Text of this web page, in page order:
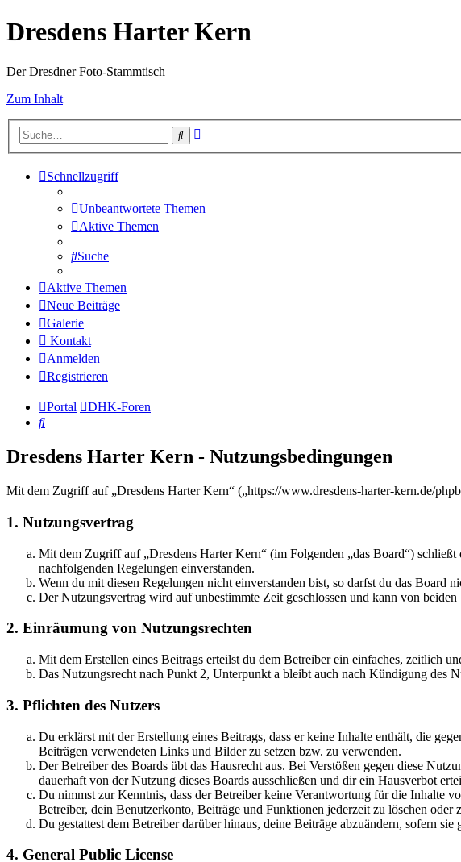
Dresdens Harter Kern
Der Dresdner Foto-Stammtisch
Zum Inhalt
Suche
Schnellzugriff
Unbeantwortete Themen
Aktive Themen
Suche
Aktive Themen
Neue Beiträge
Galerie
Kontakt
Anmelden
Registrieren
Portal
DHK-Foren
Suche
Dresdens Harter Kern - Nutzungsbedingungen
Mit dem Zugriff auf „Dresdens Harter Kern“ („https://www.dresdens-harter-kern.de/
1. Nutzungsvertrag
Mit dem Zugriff auf „Dresdens Harter Kern“ (im Folgenden „das Board“)
nachfolgenden Regelungen einverstanden.
Wenn du mit diesen Regelungen nicht einverstanden bist, so darfst du das
Der Nutzungsvertrag wird auf unbestimmte Zeit geschlossen und kann von
2. Einräumung von Nutzungsrechten
Mit dem Erstellen eines Beitrags erteilst du dem Betreiber ein einfaches, zeitlich
Das Nutzungsrecht nach Punkt 2, Unterpunkt a bleibt auch nach Kündigung des
3. Pflichten des Nutzers
Du erklärst mit der Erstellung eines Beitrags, dass er keine Inhalte enthält, die
Beiträgen verwendeten Links und Bilder zu setzen bzw. zu verwenden.
Der Betreiber des Boards übt das Hausrecht aus. Bei Verstößen gegen diese
dauerhaft von der Nutzung dieses Boards ausschließen und dir ein Hausverbot
Du nimmst zur Kenntnis, dass der Betreiber keine Verantwortung für die Inhalte
Betreiber, dein Benutzerkonto, Beiträge und Funktionen jederzeit zu löschen oder
Du gestattest dem Betreiber darüber hinaus, deine Beiträge abzuändern, sofern
4. General Public License